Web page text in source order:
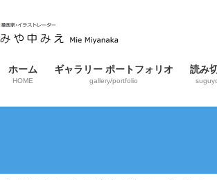
ホーム
HOME
ギャラリー ポートフォリオ
gallery/portfolio
読み